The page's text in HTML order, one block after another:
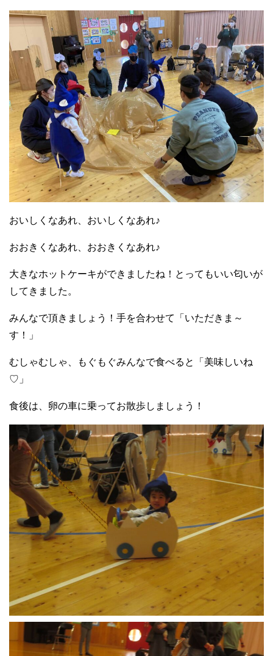
おいしくなあれ、おいしくなあれ♪
おおきくなあれ、おおきくなあれ♪
大きなホットケーキができましたね！とってもいい匂いが
してきました。
みんなで頂きましょう！手を合わせて「いただきま～
す！」
むしゃむしゃ、もぐもぐみんなで食べると「美味しいね
♡」
食後は、卵の車に乗ってお散歩しましょう！